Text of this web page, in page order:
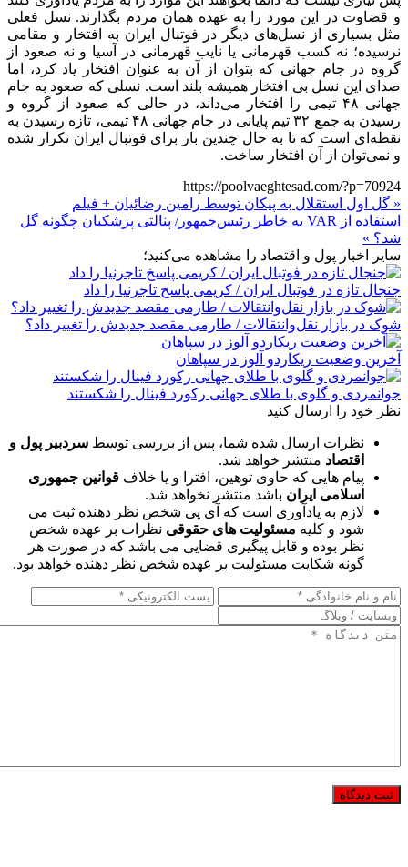
و قضاوت در این مورد را به عهده همان مردم بگذارند. نسل فعلی
مثل بسیاری از نسل‌های دیگر در فوتبال ایران به افتخار و مقامی
نرسیده؛ نه کسب قهرمانی یا نایب قهرمانی در آسیا و نه صعود از
گروه در جام جهانی که بتوان از آن به عنوان افتخار یاد کرد، اما
صدای این نسل بی افتخار همیشه بلند است. نسلی که صعود به جام
جهانی ۴۸ تیمی را افتخار می‌داند، در حالی که صعود از گروه و
رسیدن به جمع ۳۲ تیم پایانی در جام جهانی ۴۸ تیمی، تازه رسیدن به
نقطه‌ای است که تا به حال چندین بار برای فوتبال ایران تکرار شده
و نمی‌توان از آن افتخار ساخت.
https://poolvaeghtesad.com/?p=70924
« گل اول استقلال به پیکان توسط رامین رضائیان + فیلم
استفاده از VAR به خاطر رئیس‌جمهور/ پنالتی پزشکیان چگونه گل
شد؟ »
سایر اخبار پول و اقتصاد را مشاهده می‌کنید؛
جنجال تازه در فوتبال ایران / کریمی پاسخ تاجرنیا را داد
شوک در بازار نقل‌وانتقالات / طارمی مقصد جدیدش را تغییر داد؟
آخرین وضعیت ریکاردو آلوز در سپاهان
جوانمردی و گلوی با طلای جهانی رکورد فینال را شکستند
نظر خود را ارسال کنید
نظرات ارسال شده شما، پس از بررسی توسط سردبیر پول و
اقتصاد منتشر خواهد شد.
پیام هایی که حاوی توهین، افترا و یا خلاف قوانین جمهوری
اسلامی ایران باشد منتشر نخواهد شد.
لازم به یادآوری است که آی پی شخص نظر دهنده ثبت می
شود و کلیه مسئولیت های حقوقی نظرات بر عهده شخص
نظر بوده و قابل پیگیری قضایی می باشد که در صورت هر
گونه شکایت مسئولیت بر عهده شخص نظر دهنده خواهد بود.